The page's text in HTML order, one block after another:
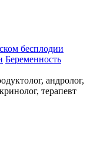
бесплодии
Беременность
андролог,
терапевт